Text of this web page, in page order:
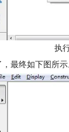
执
最终如下图所示